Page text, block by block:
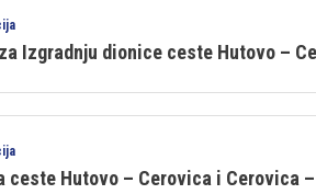
Izgradnju dionice ceste Hutovo –
ceste Hutovo – Cerovica i Cerovica